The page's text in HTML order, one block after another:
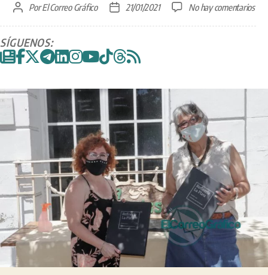
Autor
entrada
PorEl Correo Gráfico
Fecha
entrada
21/01/2021 No hay comentariosen
de
SÍGUENOS: